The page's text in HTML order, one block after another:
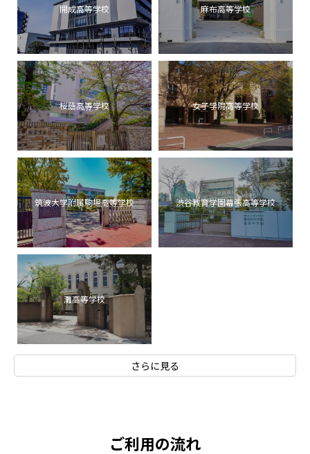
開成高等学校 麻布高等学校
桜蔭高等学校 女子学院高等学校
筑波大学附属駒場高等学校 渋谷教育学園幕張高等学校
灘高等学校
さらに見る
ご利用の流れ